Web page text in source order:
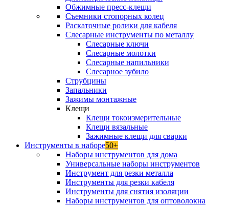
Обжимные пресс-клещи
Съемники стопорных колец
Раскаточные ролики для кабеля
Слесарные инструменты по металлу
Слесарные ключи
Слесарные молотки
Слесарные напильники
Слесарное зубило
Струбцины
Запальники
Зажимы монтажные
Клещи
Клещи токоизмерительные
Клещи вязальные
Зажимные клещи для сварки
Инструменты в наборе50+
Наборы инструментов для дома
Универсальные наборы инструментов
Инструмент для резки металла
Инструменты для резки кабеля
Инструменты для снятия изоляции
Наборы инструментов для оптоволокна